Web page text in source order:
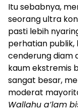
Itu sebabnya,
seorang ultra
pasti lebih
perhatian
cenderung diam
kaum ekstremis
sangat besar,
moderat
Wallahu a’lam